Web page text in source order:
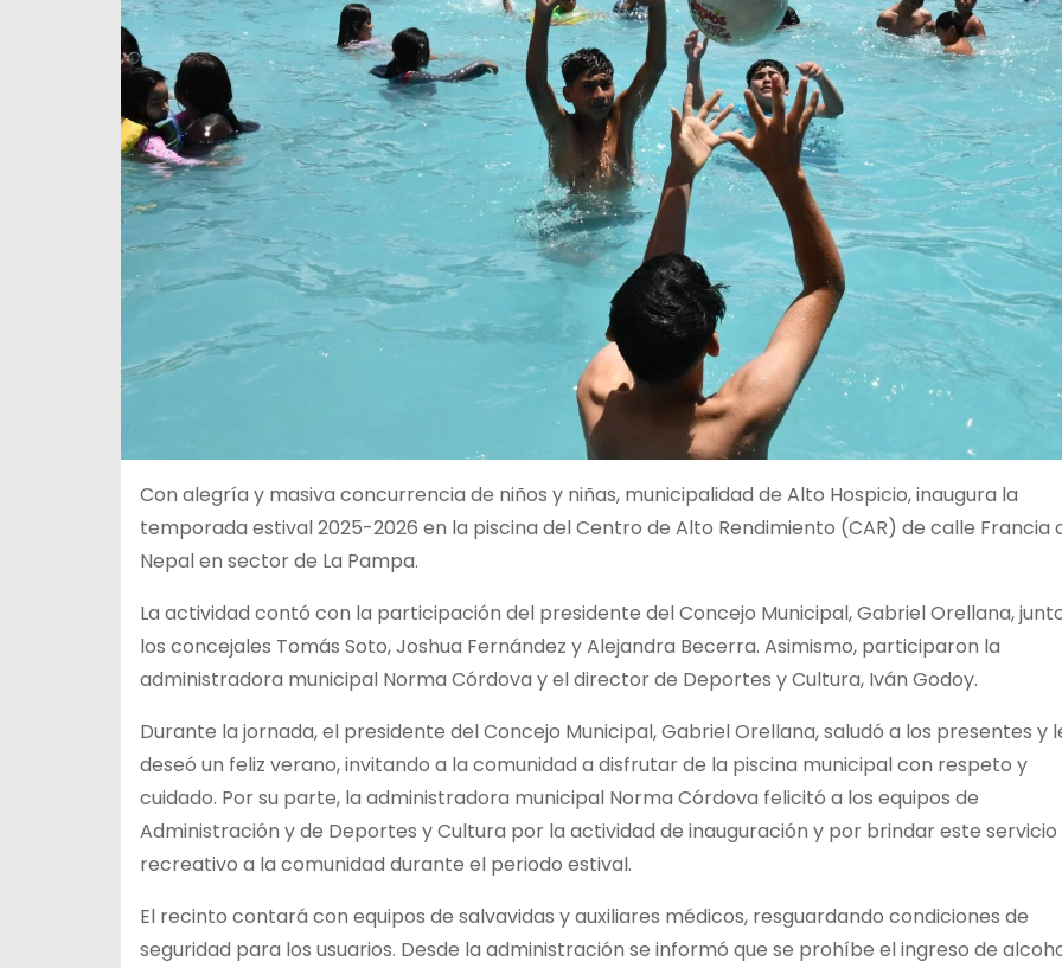
Con alegría y masiva concurrencia de niños y niñas, municipalidad de Alto Hospicio, inaugura la
temporada estival 2025-2026 en la piscina del Centro de Alto Rendimiento (CAR) de calle Francia
Nepal en sector de La Pampa.
La actividad contó con la participación del presidente del Concejo Municipal, Gabriel Orellana,
los concejales Tomás Soto, Joshua Fernández y Alejandra Becerra. Asimismo, participaron la
administradora municipal Norma Córdova y el director de Deportes y Cultura, Iván Godoy.
Durante la jornada, el presidente del Concejo Municipal, Gabriel Orellana, saludó a los presentes y
deseó un feliz verano, invitando a la comunidad a disfrutar de la piscina municipal con respeto y
cuidado. Por su parte, la administradora municipal Norma Córdova felicitó a los equipos de
Administración y de Deportes y Cultura por la actividad de inauguración y por brindar este servicio
recreativo a la comunidad durante el periodo estival.
El recinto contará con equipos de salvavidas y auxiliares médicos, resguardando condiciones de
seguridad para los usuarios. Desde la administración se informó que se prohíbe el ingreso de